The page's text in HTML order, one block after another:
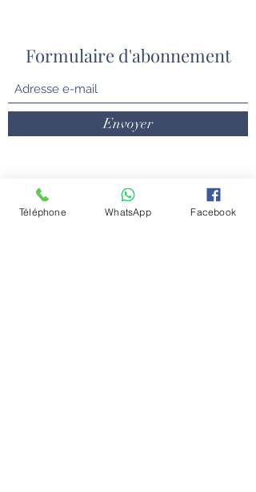
Formulaire d'abonnement
Envoyer
contact@centredyscolaire.com
0478/16.08.08
Téléphone WhatsApp Facebook